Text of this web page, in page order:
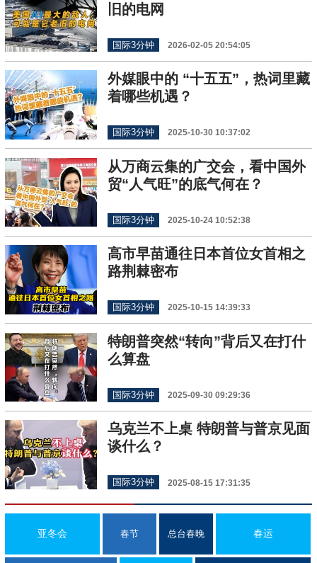
旧的电网
国际3分钟 2026-02-05 20:54:05
外媒眼中的 “十五五”，热词里藏
着哪些机遇？
国际3分钟 2025-10-30 10:37:02
从万商云集的广交会，看中国外
贸“人气旺”的底气何在？
国际3分钟 2025-10-24 10:52:38
高市早苗通往日本首位女首相之
路荆棘密布
国际3分钟 2025-10-15 14:39:33
特朗普突然“转向”背后又在打什
么算盘
国际3分钟 2025-09-30 09:29:36
乌克兰不上桌 特朗普与普京见面
谈什么？
国际3分钟 2025-08-15 17:31:35
亚冬会 春节 总台春晚 春运